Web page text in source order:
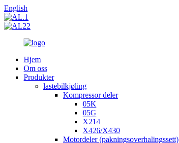
English
Hjem
Om oss
Produkter
lastebilkjøling
Kompressor deler
05K
05G
X214
X426/X430
Motordeler (pakningsoverhalingssett)